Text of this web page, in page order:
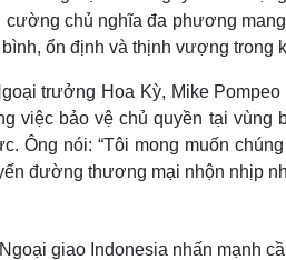
cường chủ nghĩa đa phương
ổn định và thịnh vượng trong
trưởng Hoa Kỳ, Mike
việc bảo vệ chủ quyền tại
Ông nói: “Tôi mong muốn
đường thương mại nhộn nhịp
giao Indonesia nhấn mạnh